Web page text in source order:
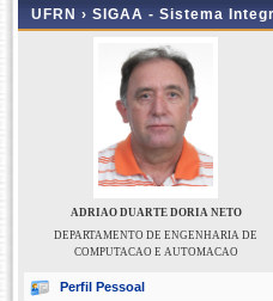
UFRN › SIGAA - Sistema
ADRIAO DUARTE DORIA NETO
DEPARTAMENTO DE ENGENHARIA DE
COMPUTACAO E AUTOMACAO
Perfil Pessoal